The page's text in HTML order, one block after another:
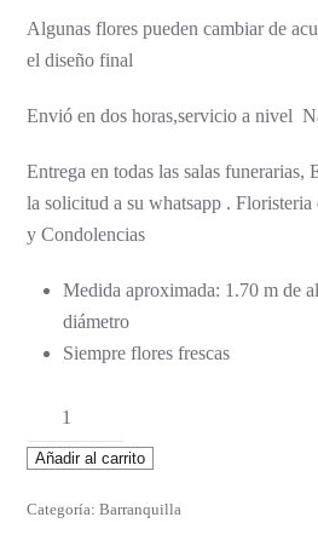
Algunas flores pueden cambiar de
el diseño final
Envió en dos horas,servicio a nivel
Entrega en todas las salas funerarias,
la solicitud a su whatsapp . Floristeria
y Condolencias
Medida aproximada: 1.70 m de
diámetro
Siempre flores frescas
Guadalupe
cantidad
Añadir al carrito
Categoría: Barranquilla